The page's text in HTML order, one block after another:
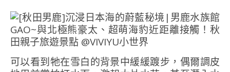
可以看到牠在雪白的背景中緩緩踱步，偶爾調皮